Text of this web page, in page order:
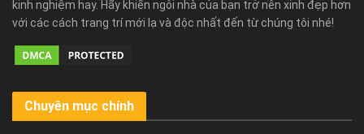
kinh nghiệm hay. Hãy khiến ngôi nhà của bạn trở nên xinh đẹp hơn
với các cách trang trí mới lạ và độc nhất đến từ chúng tôi nhé!
Chuyên mục chính